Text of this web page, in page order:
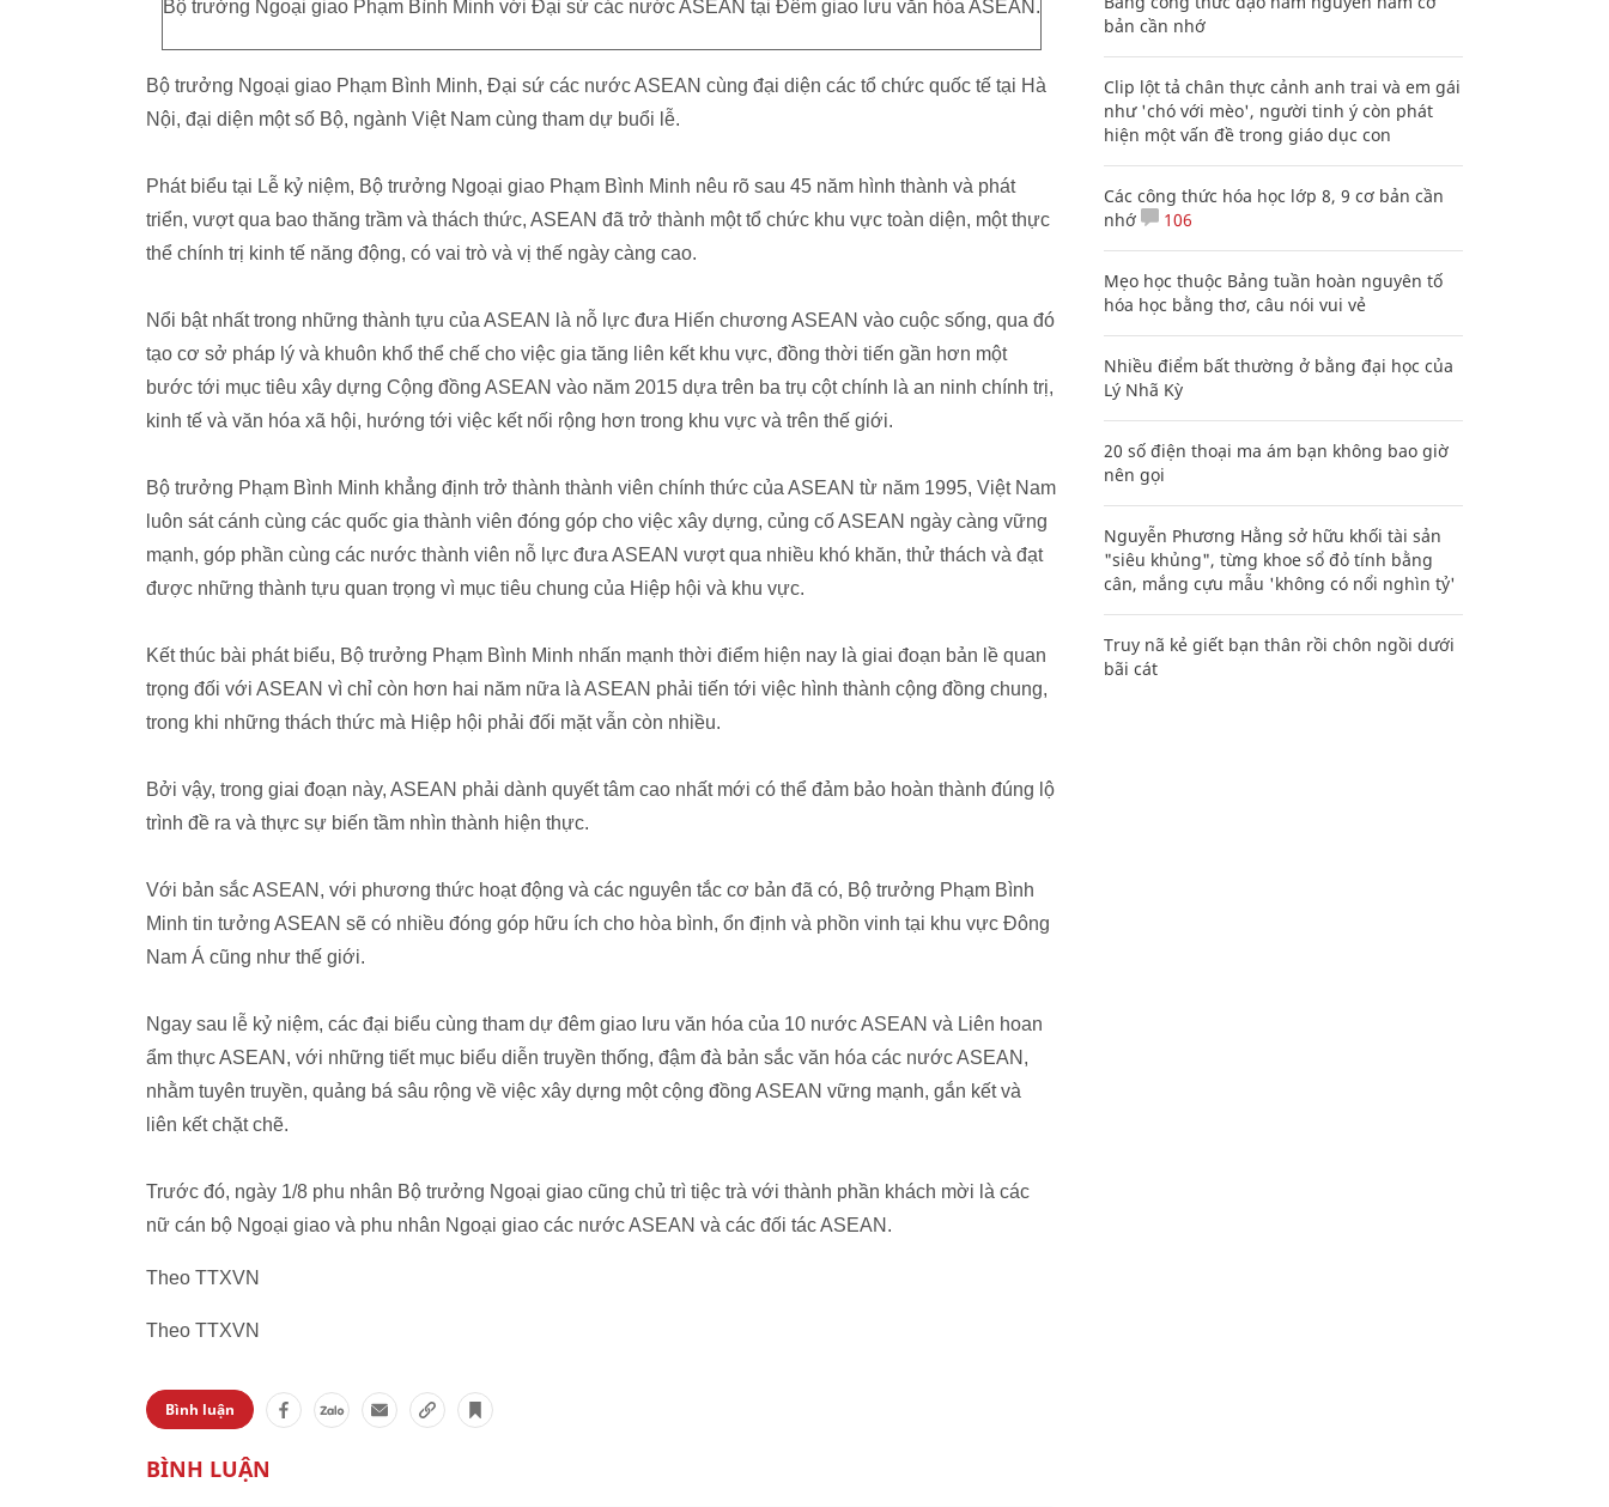
Bộ trưởng Ngoại giao Phạm Bình Minh với Đại sứ các nước ASEAN tại Đêm giao lưu văn hóa ASEAN.
Bộ trưởng Ngoại giao Phạm Bình Minh, Đại sứ các nước ASEAN cùng đại diện các tổ chức quốc tế tại Hà
Nội, đại diện một số Bộ, ngành Việt Nam cùng tham dự buổi lễ.
Phát biểu tại Lễ kỷ niệm, Bộ trưởng Ngoại giao Phạm Bình Minh nêu rõ sau 45 năm hình thành và phát
triển, vượt qua bao thăng trầm và thách thức, ASEAN đã trở thành một tổ chức khu vực toàn diện, một thực
thể chính trị kinh tế năng động, có vai trò và vị thế ngày càng cao.
Nổi bật nhất trong những thành tựu của ASEAN là nỗ lực đưa Hiến chương ASEAN vào cuộc sống, qua đó
tạo cơ sở pháp lý và khuôn khổ thể chế cho việc gia tăng liên kết khu vực, đồng thời tiến gần hơn một
bước tới mục tiêu xây dựng Cộng đồng ASEAN vào năm 2015 dựa trên ba trụ cột chính là an ninh chính trị,
kinh tế và văn hóa xã hội, hướng tới việc kết nối rộng hơn trong khu vực và trên thế giới.
Bộ trưởng Phạm Bình Minh khẳng định trở thành thành viên chính thức của ASEAN từ năm 1995, Việt Nam
luôn sát cánh cùng các quốc gia thành viên đóng góp cho việc xây dựng, củng cố ASEAN ngày càng vững
mạnh, góp phần cùng các nước thành viên nỗ lực đưa ASEAN vượt qua nhiều khó khăn, thử thách và đạt
được những thành tựu quan trọng vì mục tiêu chung của Hiệp hội và khu vực.
Kết thúc bài phát biểu, Bộ trưởng Phạm Bình Minh nhấn mạnh thời điểm hiện nay là giai đoạn bản lề quan
trọng đối với ASEAN vì chỉ còn hơn hai năm nữa là ASEAN phải tiến tới việc hình thành cộng đồng chung,
trong khi những thách thức mà Hiệp hội phải đối mặt vẫn còn nhiều.
Bởi vậy, trong giai đoạn này, ASEAN phải dành quyết tâm cao nhất mới có thể đảm bảo hoàn thành đúng lộ
trình đề ra và thực sự biến tầm nhìn thành hiện thực.
Với bản sắc ASEAN, với phương thức hoạt động và các nguyên tắc cơ bản đã có, Bộ trưởng Phạm Bình
Minh tin tưởng ASEAN sẽ có nhiều đóng góp hữu ích cho hòa bình, ổn định và phồn vinh tại khu vực Đông
Nam Á cũng như thế giới.
Ngay sau lễ kỷ niệm, các đại biểu cùng tham dự đêm giao lưu văn hóa của 10 nước ASEAN và Liên hoan
ẩm thực ASEAN, với những tiết mục biểu diễn truyền thống, đậm đà bản sắc văn hóa các nước ASEAN,
nhằm tuyên truyền, quảng bá sâu rộng về việc xây dựng một cộng đồng ASEAN vững mạnh, gắn kết và
liên kết chặt chẽ.
Trước đó, ngày 1/8 phu nhân Bộ trưởng Ngoại giao cũng chủ trì tiệc trà với thành phần khách mời là các
nữ cán bộ Ngoại giao và phu nhân Ngoại giao các nước ASEAN và các đối tác ASEAN.
Theo TTXVN
Theo TTXVN
Bình luận
bản cần nhớ
Clip lột tả chân thực cảnh anh trai và em gái
như 'chó với mèo', người tinh ý còn phát
hiện một vấn đề trong giáo dục con
Các công thức hóa học lớp 8, 9 cơ bản cần
nhớ
106
Mẹo học thuộc Bảng tuần hoàn nguyên tố
hóa học bằng thơ, câu nói vui vẻ
Nhiều điểm bất thường ở bằng đại học của
Lý Nhã Kỳ
20 số điện thoại ma ám bạn không bao giờ
nên gọi
Nguyễn Phương Hằng sở hữu khối tài sản
"siêu khủng", từng khoe sổ đỏ tính bằng
cân, mắng cựu mẫu 'không có nổi nghìn tỷ'
Truy nã kẻ giết bạn thân rồi chôn ngồi dưới
bãi cát